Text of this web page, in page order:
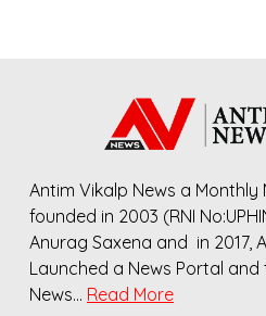
Antim Vikalp News a Monthly
founded in 2003 (RNI
Anurag Saxena and in 2017,
Launched a News Portal
News… Read More